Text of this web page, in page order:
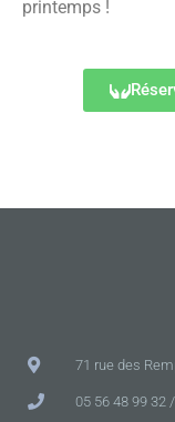
printemps !
71 rue des
05 56 48 99 32